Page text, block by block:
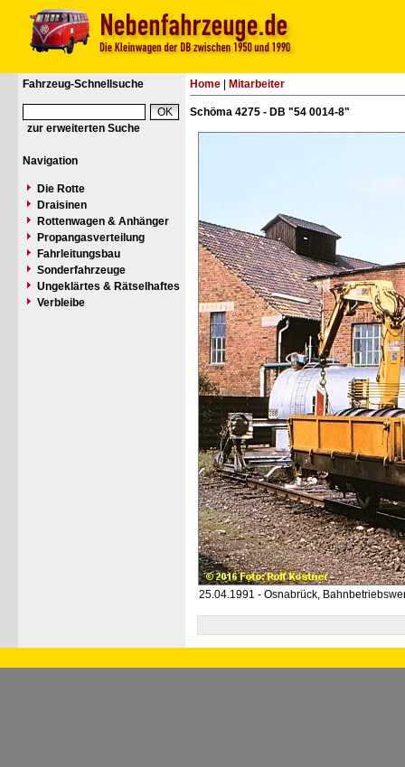
Fahrzeug-Schnellsuche
zur erweiterten Suche
Navigation
Die Rotte
Draisinen
Rottenwagen & Anhänger
Propangasverteilung
Fahrleitungsbau
Sonderfahrzeuge
Ungeklärtes & Rätselhaftes
Verbleibe
Home Mitarbeiter
Schöma 4275 - DB "54 0014-8"
25.04.1991 - Osnabrück,